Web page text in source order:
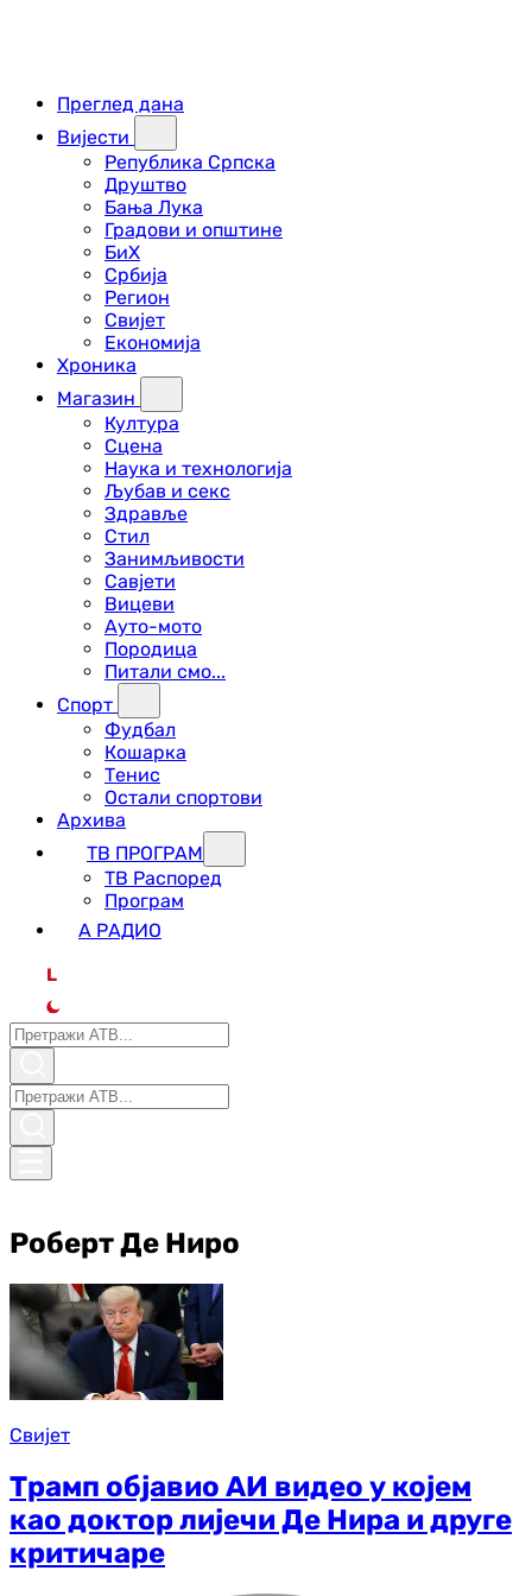
Преглед дана
Вијести
Република Српска
Друштво
Бања Лука
Градови и општине
БиХ
Србија
Регион
Свијет
Економија
Хроника
Магазин
Култура
Сцена
Наука и технологија
Љубав и секс
Здравље
Стил
Занимљивости
Савјети
Вицеви
Ауто-мото
Породица
Питали смо...
Спорт
Фудбал
Кошарка
Тенис
Остали спортови
Архива
ТВ ПРОГРАМ
ТВ Распоред
Програм
А РАДИО
L
Роберт Де Ниро
Свијет
Трамп објавио АИ видео у којем
као доктор лијечи Де Нира и друге
критичаре